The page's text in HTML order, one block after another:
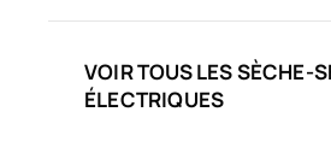
VOIR TOUS LES SÈCHE-
ÉLECTRIQUES